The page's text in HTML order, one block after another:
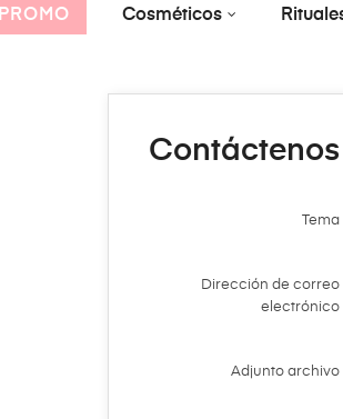
PROMO Cosméticos
Contáctenos
Tema
Dirección de correo
electrónico
Adjunto archivo